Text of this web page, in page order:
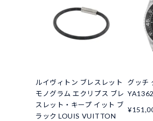
ルイヴィトン ブレスレット
モノグラム エクリプス ブレ
スレット・キープ イット ブ
ラック LOUIS VUITTON
グッチ